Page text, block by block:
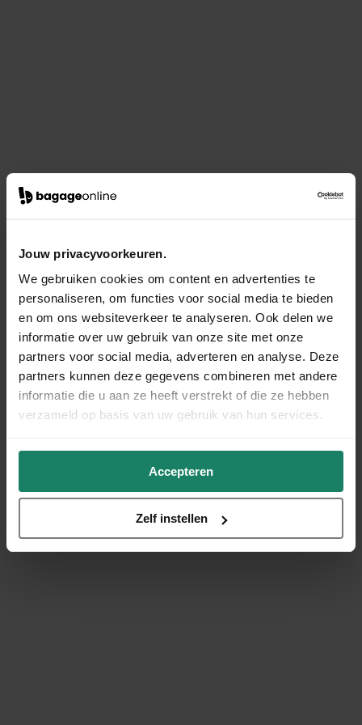
Jouw privacyvoorkeuren.
We gebruiken cookies om content en advertenties te
personaliseren, om functies voor social media te bieden
en om ons websiteverkeer te analyseren. Ook delen we
informatie over uw gebruik van onze site met onze
partners voor social media, adverteren en analyse. Deze
partners kunnen deze gegevens combineren met andere
informatie die u aan ze heeft verstrekt of die ze hebben
verzameld op basis van uw gebruik van hun services.
Accepteren
Zelf instellen